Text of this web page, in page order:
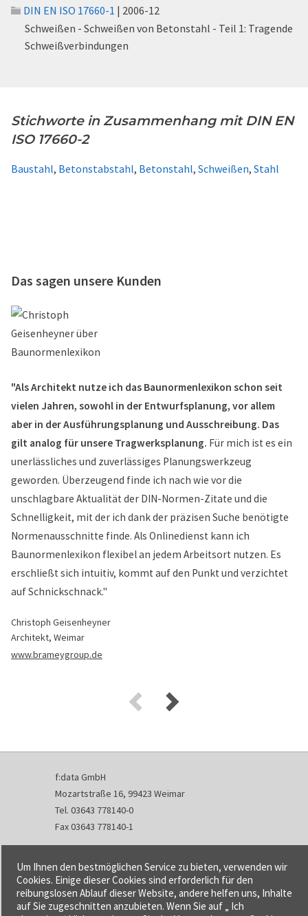
DIN EN ISO 17660-1 | 2006-12
Schweißen - Schweißen von Betonstahl - Teil 1: Tragende
Schweißverbindungen
Stichworte in Zusammenhang mit DIN EN
ISO 17660-2
Baustahl, Betonstabstahl, Betonstahl, Schweißen, Stahl
Das sagen unsere Kunden
"Als Architekt nutze ich das Baunormenlexikon schon seit
vielen Jahren, sowohl in der Entwurfsplanung, vor allem
aber in der Ausführungsplanung und Ausschreibung. Das
gilt analog für unsere Tragwerksplanung. Für mich ist es ein
unerlässliches und zuverlässiges Planungswerkzeug
geworden. Überzeugend finde ich nach wie vor die
unschlagbare Aktualität der DIN-Normen-Zitate und die
Schnelligkeit, mit der ich dank der präzisen Suche benötigte
Normenausschnitte finde. Als Onlinedienst kann ich
Baunormenlexikon flexibel an jedem Arbeitsort nutzen. Es
erschließt sich intuitiv, kommt auf den Punkt und verzichtet
auf Schnickschnack."
Christoph Geisenheyner
Architekt, Weimar
www.brameygroup.de
f:data GmbH
Mozartstraße 16, 99423 Weimar
Tel. 03643 778140-0
Fax 03643 778140-1
info@fdata.de
Kontakt
Impressum
Datenschutzerklärung
Um Ihnen den bestmöglichen Service zu bieten, verwenden wir
Cookies. Einige dieser Cookies sind erforderlich für den
reibungslosen Ablauf dieser Website, andere helfen uns, Inhalte
auf Sie zugeschnitten anzubieten. Wenn Sie auf „ Ich